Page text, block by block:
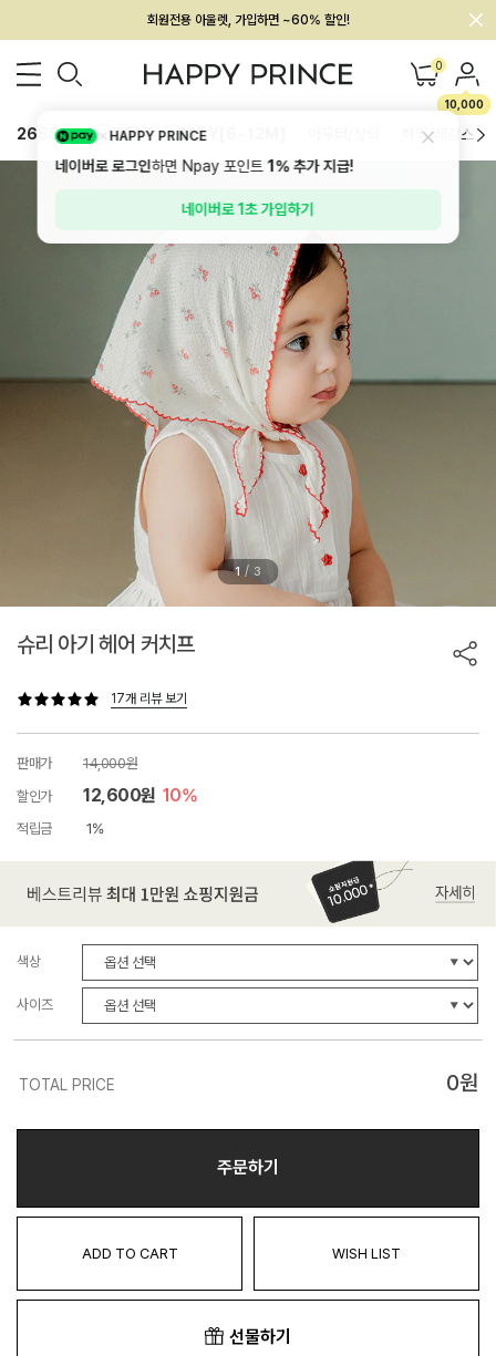
회원전용 아울렛, 가입하면 ~60% 할인!
멤버십 최대 28,000원 혜택 0
10,000
26SS 신상 BEST BABY[6~12M] 하의/레깅스
1 / 3
슈리 아기 헤어 커치프
17개 리뷰 보기
판매가
14,000원
할인가
12,600원 10%
적립금 1%
색상
사이즈
TOTAL PRICE 0원
주문하기
ADD TO CART WISH LIST
선물하기
HAPPY PRINCE
네이버로 로그인하면 Npay 포인트1%추가 지급!
네이버로 1초 가입하기